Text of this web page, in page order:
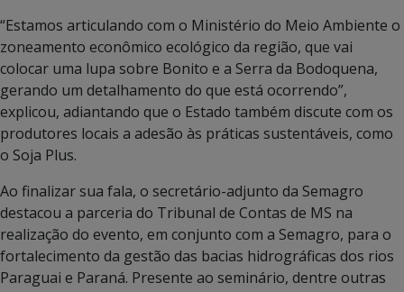
“Estamos articulando com o Ministério do Meio Ambiente o
zoneamento econômico ecológico da região, que vai
colocar uma lupa sobre Bonito e a Serra da Bodoquena,
gerando um detalhamento do que está ocorrendo”,
explicou, adiantando que o Estado também discute com os
produtores locais a adesão às práticas sustentáveis, como
o Soja Plus.
Ao finalizar sua fala, o secretário-adjunto da Semagro
destacou a parceria do Tribunal de Contas de MS na
realização do evento, em conjunto com a Semagro, para o
fortalecimento da gestão das bacias hidrográficas dos rios
Paraguai e Paraná. Presente ao seminário, dentre outras